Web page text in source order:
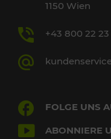
1150 Wien
+43 800 22
FOLGE UNS
ABONNIERE